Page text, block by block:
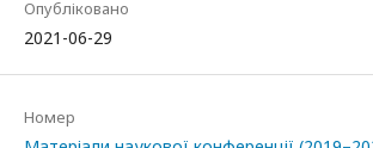
Опубліковано
2021-06-29
Номер